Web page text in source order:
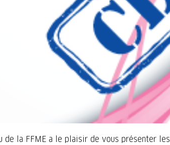
de la FFME a le plaisir de vous présenter les